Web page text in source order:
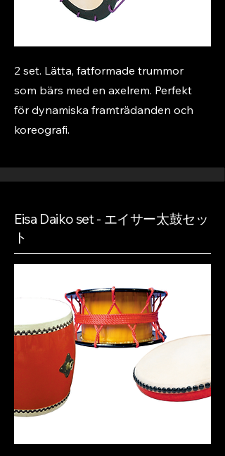
2 set. Lätta, fatformade trummor
som bärs med en axelrem. Perfekt
för dynamiska framträdanden och
koreografi.
Eisa Daiko set - エイサー太鼓セッ
ト